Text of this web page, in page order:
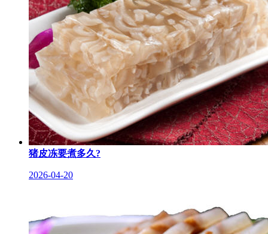
猪皮冻要煮多久?
2026-04-20